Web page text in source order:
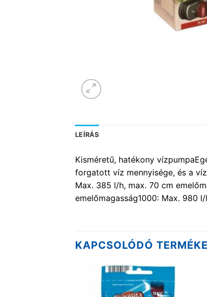
LEÍRÁS
Kisméretű, hatékony
forgatott víz mennyisége, és a
Max. 385 l/h, max. 70 cm
emelőmagasság1000: Max. 980
KAPCSOLÓDÓ